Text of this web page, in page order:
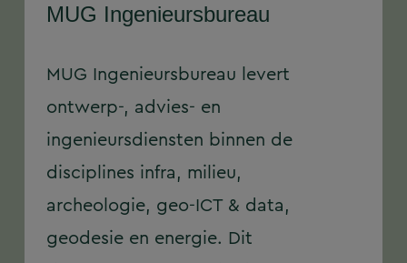
MUG Ingenieursbureau
MUG Ingenieursbureau levert
ontwerp-, advies- en
ingenieursdiensten binnen de
disciplines infra, milieu,
archeologie, geo-ICT & data,
geodesie en energie. Dit